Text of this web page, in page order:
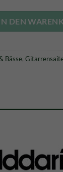
€
ist:
16,99 €.
DEN
Bässe,